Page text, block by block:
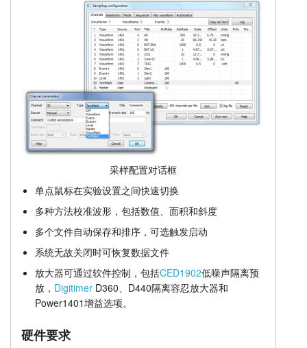
采样配置对话框
单点鼠标在实验设置之间快速切换
多种方法校准波形，包括数值、面积和斜度
多个文件自动保存和排序，可选触发启动
系统无故关闭时可恢复数据文件
放大器可通过软件控制，包括CED1902低噪声隔离预
放， DigitimerD360、D440隔离容忍放大器和
Power1401增益选项。
硬件要求